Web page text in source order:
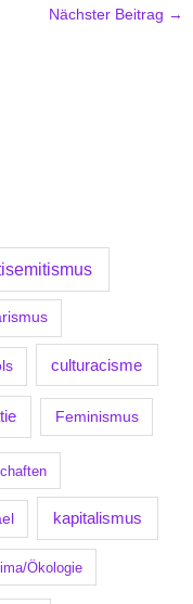
culturacisme
Feminismus
kapitalismus
Ökologie
Nächster Beitrag →